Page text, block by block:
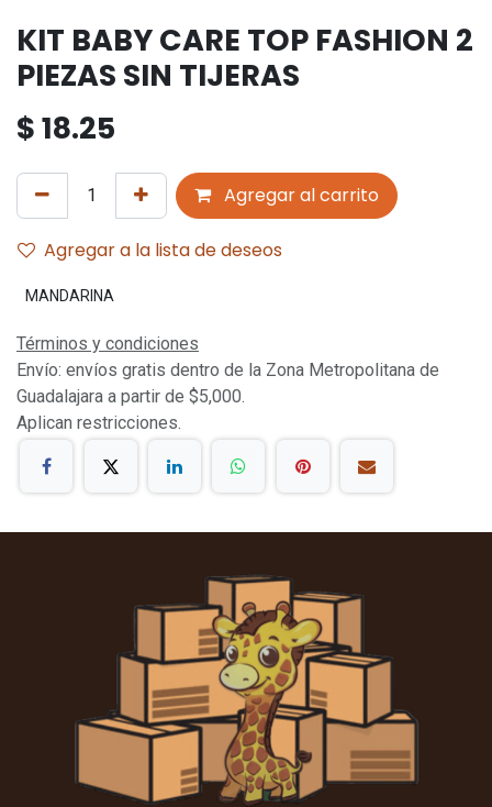
KIT BABY CARE TOP FASHION 2
PIEZAS SIN TIJERAS
$18.25
Agregar al carrito
Agregar a la lista de deseos
MANDARINA
Términos y condiciones
Envío: envíos gratis dentro de la Zona Metropolitana de
Guadalajara a partir de $5,000.
Aplican restricciones.